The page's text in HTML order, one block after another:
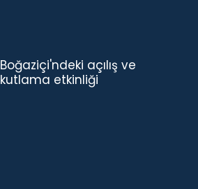
Boğaziçi'ndeki açılış ve
kutlama etkinliği